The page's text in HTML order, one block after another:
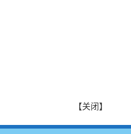
【关闭】